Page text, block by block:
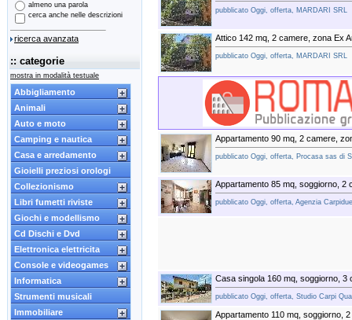
almeno una parola
cerca anche nelle descrizioni
ricerca avanzata
:: categorie
mostra in modalità testuale
Abbigliamento
Animali
Auto e moto
Camping e nautica
Casa e arredamento
Gioielli preziosi orologi
Collezionismo
Libri fumetti riviste
Giochi e modellismo
Cd Dischi e Dvd
Elettronica elettricita
Console e videogames
Informatica
Strumenti musicali
Immobiliare
pubblicato Oggi, offerta, MARDARI SRL
Attico 142 mq, 2 camere, zona Ex
pubblicato Oggi, offerta, MARDARI SRL
Appartamento 90 mq, 2 camere,
pubblicato Oggi, offerta, Procasa sas di
Appartamento 85 mq, soggiorno, 2
pubblicato Oggi, offerta, Agenzia
Casa singola 160 mq, soggiorno, 3
pubblicato Oggi, offerta, Studio Carpi
Appartamento 110 mq, soggiorno,